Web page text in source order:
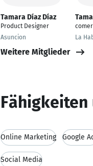
Tamara Díaz Díaz
Product Designer
Asuncion
La
Weitere Mitglieder
Fähigkeiten
Online Marketing Google
Social Media